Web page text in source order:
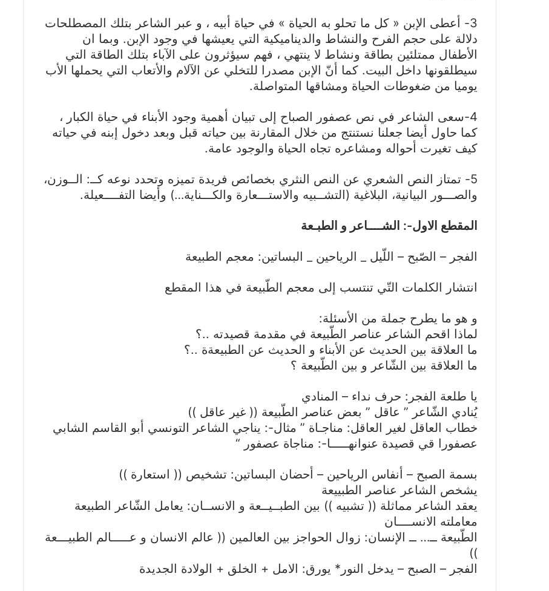
3- أعطى الإبن « كل ما تحلو به الحياة » في حياة أبيه ، و عبر الشاعر بتلك المصطلحات
دلالة على حجم الفرح والنشاط والديناميكية التي يعيشها في وجود الإبن. وبما ان
الأطفال ممتلئين بطاقة ونشاط لا ينتهي ، فهم سيؤثرون على الآباء بتلك الطاقة التي
سيطلقونها داخل البيت. كما أنّ الإبن مصدرا للتخلي عن الآلام والأتعاب التي يحملها الأب
يوميا من ضغوطات الحياة ومشاقها المتواصلة.
4-سعى الشاعر في نص عصفور الصباح إلى تبيان أهمية وجود الأبناء في حياة الكبار ،
كما حاول أيضا جعلنا نستنتج من خلال المقارنة بين حياته قبل وبعد دخول إبنه في حياته
كيف تغيرت أحواله ومشاعره تجاه الحياة والوجود عامة.
5- تمتاز النص الشعري عن النص النثري بخصائص فريدة تميزه وتحدد نوعه كــ: الــوزن،
والصـــور البيانية، البلاغية (التشــبيه والاستـــعارة والكـــناية…) وأيضا التفــــعيلة.
المقطع الاول-: الشــــاعر و الطبـعة
الفجر – الصّبح – اللّيل _ الرياحين _ البساتين: معجم الطبيعة
انتشار الكلمات التّي تنتسب إلى معجم الطّبيعة في هذا المقطع
و هو ما يطرح جملة من الأسئلة:
لماذا اقحم الشاعر عناصر الطّبيعة في مقدمة قصيدته ..؟
ما العلاقة بين الحديث عن الأبناء و الحديث عن الطبيعةة ..؟
ما العلاقة بين الشّاعر و بين الطّبيعة ؟
يا طلعة الفجر: حرف نداء – المنادي
يُنادي الشّاعر ” عاقل ” بعض عناصر الطّبيعة (( غير عاقل ))
خطاب العاقل لغير العاقل: مناجـاة ” مثال-: يناجي الشاعر التونسي أبو القاسم الشابي
عصفورا قي قصيدة عنوانهـــــا-: مناجاة عصفور “
بسمة الصبح – أنفاس الرياحين – أحضان البساتين: تشخيص (( استعارة ))
يشخص الشاعر عناصر الطبييعة
يعقد الشاعر مماثلة (( تشبيه )) بين الطبــيــعة و الانســان: يعامل الشّاعر الطبيعة
معاملته الانســــان
الطّبيعة ــ… ــ الإنسان: زوال الحواجز بين العالمين (( عالم الانسان و عـــــالم الطبيـــعة
))
الفجر – الصبح – يدخل النور* يورق: الامل + الخلق + الولادة الجديدة